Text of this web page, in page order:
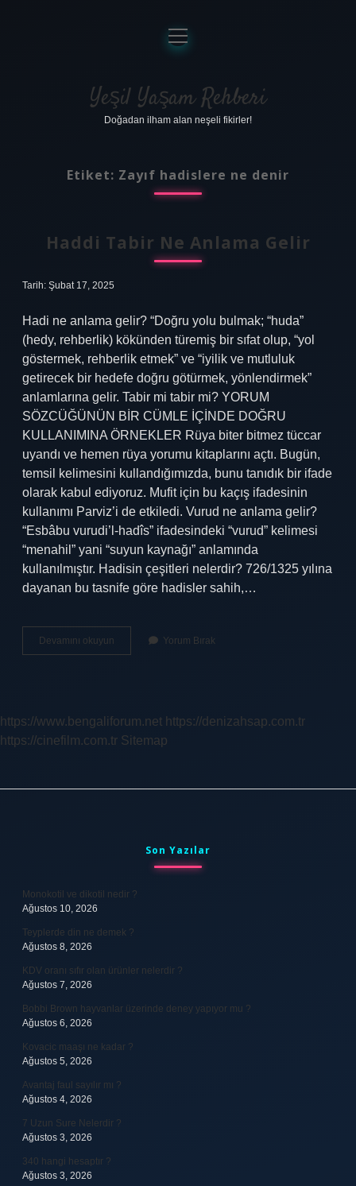
Anasayfa
Gizlilik Politikası
Yasal Uyarı
menüyü
aç
Yeşil Yaşam Rehberi
Doğadan ilham alan neşeli fikirler!
Etiket: Zayıf hadislere ne denir
Haddi Tabir Ne Anlama Gelir
Tarih: Şubat 17, 2025
Hadi ne anlama gelir? “Doğru yolu bulmak; “huda”
(hedy, rehberlik) kökünden türemiş bir sıfat olup, “yol
göstermek, rehberlik etmek” ve “iyilik ve mutluluk
getirecek bir hedefe doğru götürmek, yönlendirmek”
anlamlarına gelir. Tabir mi tabir mi? YORUM
SÖZCÜĞÜNÜN BİR CÜMLE İÇİNDE DOĞRU
KULLANIMINA ÖRNEKLER Rüya biter bitmez tüccar
uyandı ve hemen rüya yorumu kitaplarını açtı. Bugün,
temsil kelimesini kullandığımızda, bunu tanıdık bir ifade
olarak kabul ediyoruz. Mufit için bu kaçış ifadesinin
kullanımı Parviz’i de etkiledi. Vurud ne anlama gelir?
“Esbâbu vurudi’l-hadîs” ifadesindeki “vurud” kelimesi
“menahil” yani “suyun kaynağı” anlamında
kullanılmıştır. Hadisin çeşitleri nelerdir? 726/1325 yılına
dayanan bu tasnife göre hadisler sahih,…
Devamını okuyun
Tabir
Yorum Bırak
https://www.bengaliforum.net https://denizahsap.com.tr
https://cinefilm.com.tr Sitemap
Son Yazılar
Monokotil ve dikotil nedir ?
Ağustos 10, 2026
Teyplerde din ne demek ?
Ağustos 8, 2026
KDV oranı sıfır olan ürünler nelerdir ?
Ağustos 7, 2026
Bobbi Brown hayvanlar üzerinde deney yapıyor mu ?
Ağustos 6, 2026
Kovacic maaşı ne kadar ?
Ağustos 5, 2026
Avantaj faul sayılır mı ?
Ağustos 4, 2026
7 Uzun Sure Nelerdir ?
Ağustos 3, 2026
340 hangi hesaptır ?
Ağustos 3, 2026